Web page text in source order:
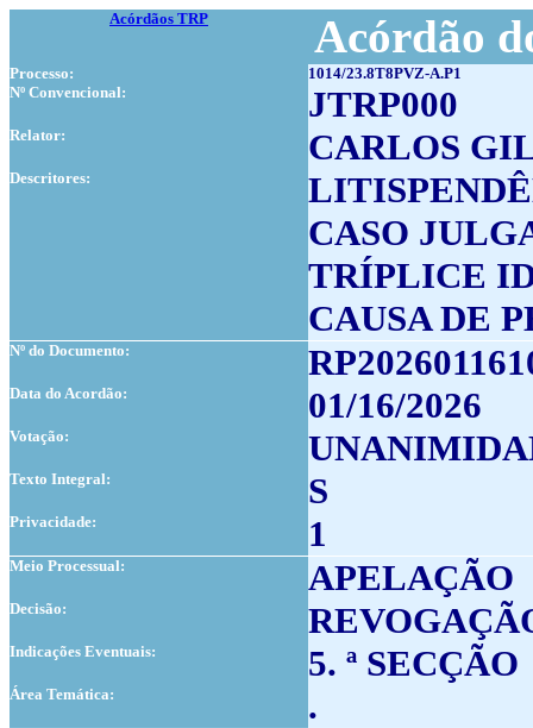
Acórdãos TRP Acórdão
Processo:
1014/23.8T8PVZ-A.P1
Nº Convencional:
JTRP000
Relator: CARLOS
Descritores:
CASO
TRÍPLICE
CAUSA DE
Nº do Documento:
Data do Acordão: 01/16/2026
Votação:
Texto Integral: S
Privacidade: 1
Meio Processual: APELAÇÃO
Decisão:
Indicações Eventuais: 5. ª SECÇÃO
Área Temática: .